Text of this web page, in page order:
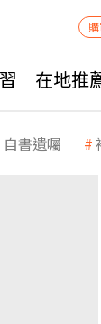
在地推
自書遺囑